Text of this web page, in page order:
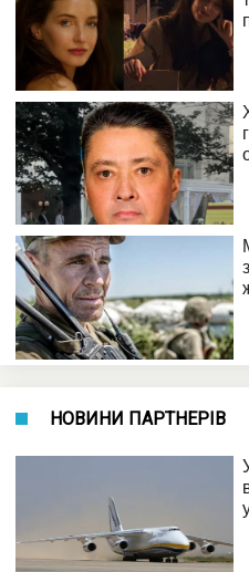
НОВИНИ ПАРТНЕРІВ